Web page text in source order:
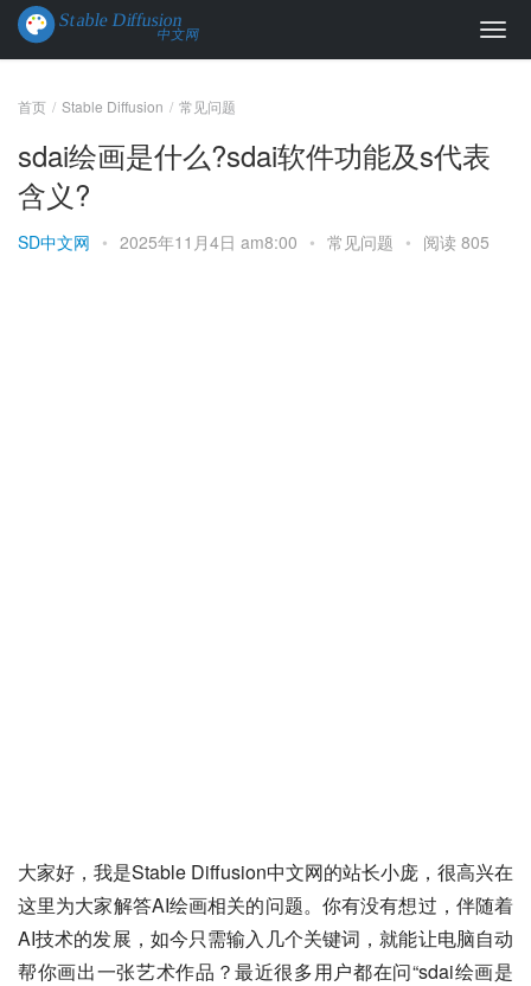
首页 Stable Diffusion 常见问题
sdai绘画是什么?sdai软件功能及s代表
含义?
SD中文网 • 2025年11月4日 am8:00 • 常见问题 • 阅读 805
大家好，我是Stable Diffusion中文网的站长小庞，很高兴在
这里为大家解答AI绘画相关的问题。你有没有想过，伴随着
AI技术的发展，如今只需输入几个关键词，就能让电脑自动
帮你画出一张艺术作品？最近很多用户都在问“sdai绘画是